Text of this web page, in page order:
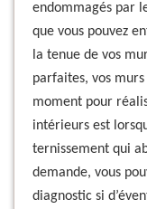
endommagés par
que vous pouvez
la tenue de vos
parfaites, vos
moment pour
intérieurs est
ternissement qui
demande, vous
diagnostic si